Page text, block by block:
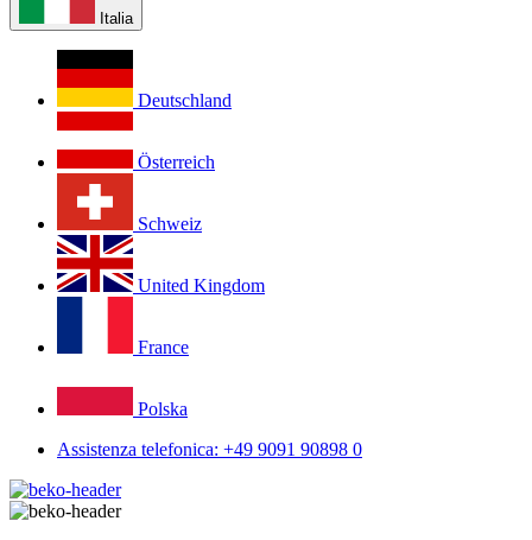
Italia
Deutschland
Österreich
Schweiz
United Kingdom
France
Polska
Assistenza telefonica: +49 9091 90898 0